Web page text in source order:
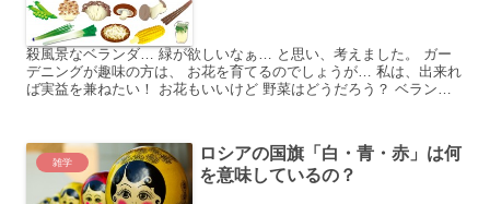
殺風景なベランダ… 緑が欲しいなぁ… と思い、考えました。 ガー
デニングが趣味の方は、 お花を育てるのでしょうが… 私は、出来れ
ば実益を兼ねたい！ お花もいいけど 野菜はどうだろう？ ベランダ
雑学
ロシアの国旗「白・青・赤」は何
を意味しているの？